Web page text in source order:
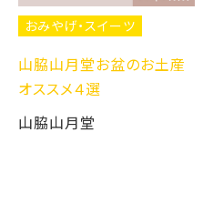
おみやげ・スイーツ
山脇山月堂お盆のお土産
オススメ４選
山脇山月堂